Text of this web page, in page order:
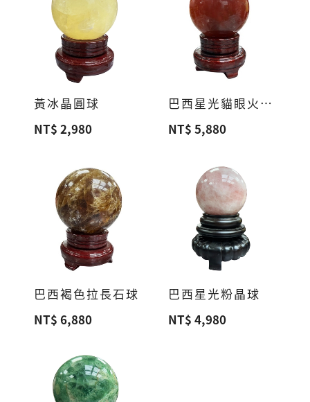
黃冰晶圓球
NT$ 2,980
巴西星光貓眼火紅球
NT$ 5,880
巴西褐色拉長石球
NT$ 6,880
巴西星光粉晶球
NT$ 4,980